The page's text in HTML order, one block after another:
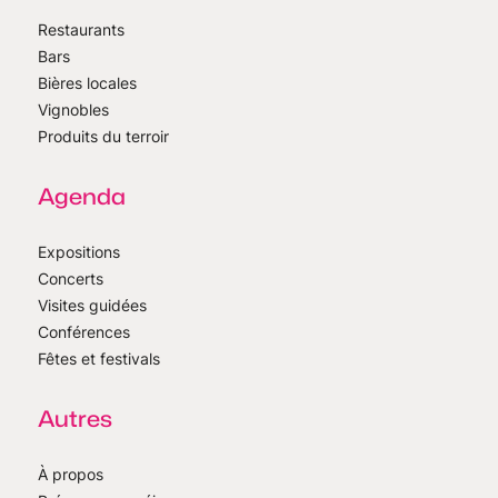
Restaurants
Bars
Bières locales
Vignobles
Produits du terroir
Agenda
Expositions
Concerts
Visites guidées
Conférences
Fêtes et festivals
Autres
À propos